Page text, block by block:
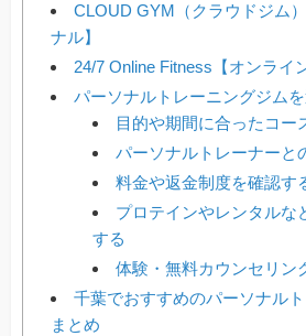
CLOUD GYM（クラウドジム
ナル】
24/7 Online Fitness【オンライ
パーソナルトレーニングジム
目的や期間に合ったコー
パーソナルトレーナーと
料金や返金制度を確認す
プロテインやレンタルな
する
体験・無料カウンセリン
千葉でおすすめのパーソナル
まとめ